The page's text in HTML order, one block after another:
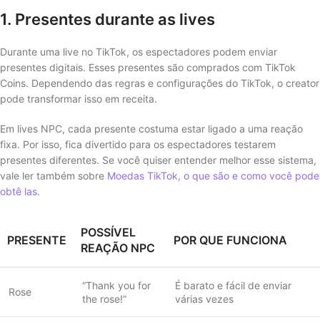
1. Presentes durante as lives
Durante uma live no TikTok, os espectadores podem enviar
presentes digitais. Esses presentes são comprados com TikTok
Coins. Dependendo das regras e configurações do TikTok, o creator
pode transformar isso em receita.
Em lives NPC, cada presente costuma estar ligado a uma reação
fixa. Por isso, fica divertido para os espectadores testarem
presentes diferentes. Se você quiser entender melhor esse sistema,
vale ler também sobre Moedas TikTok, o que são e como você pode
obtê las.
PRESENTE
POSSÍVEL
REAÇÃO NPC
POR QUE FUNCIONA
Rose
“Thank you for
the rose!”
É barato e fácil de enviar
várias vezes